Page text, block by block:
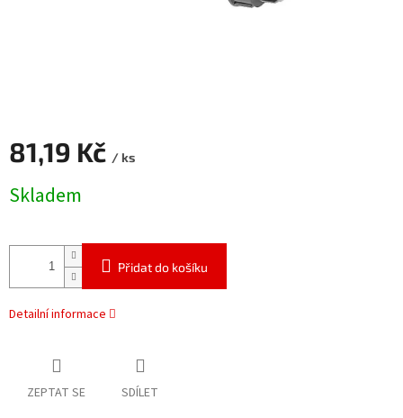
81,19 Kč / ks
cena:
Skladem
Přidat do košíku
Detailní informace
ZEPTAT SE SDÍLET